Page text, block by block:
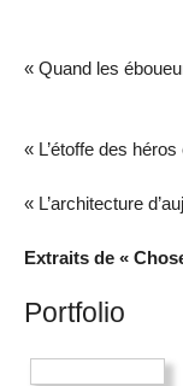
« Quand les
« L’étoffe des
« L’architecture
Extraits de «
Portfolio